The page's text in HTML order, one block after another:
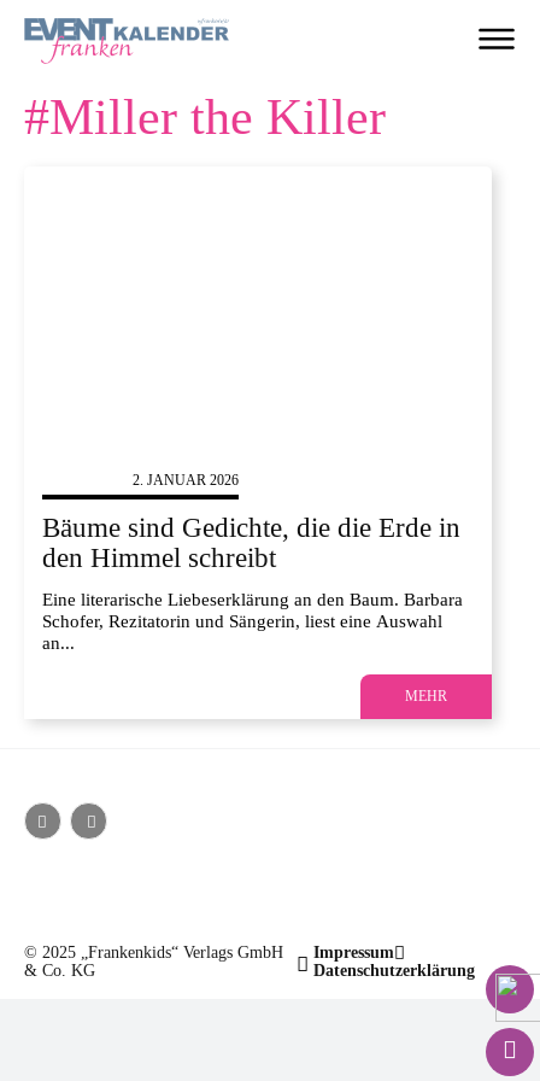
#Miller the Killer
2. JANUAR 2026
Bäume sind Gedichte, die die Erde in
den Himmel schreibt
Eine literarische Liebeserklärung an den Baum. Barbara
Schofer, Rezitatorin und Sängerin, liest eine Auswahl
an...
MEHR
© 2025 „Frankenkids“ Verlags GmbH
& Co. KG
Impressum
Datenschutzerklärung